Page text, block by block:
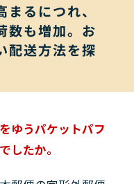
るにつれ、
数も増加。お
配送方法を探
ゆうパケットパフ
したか。